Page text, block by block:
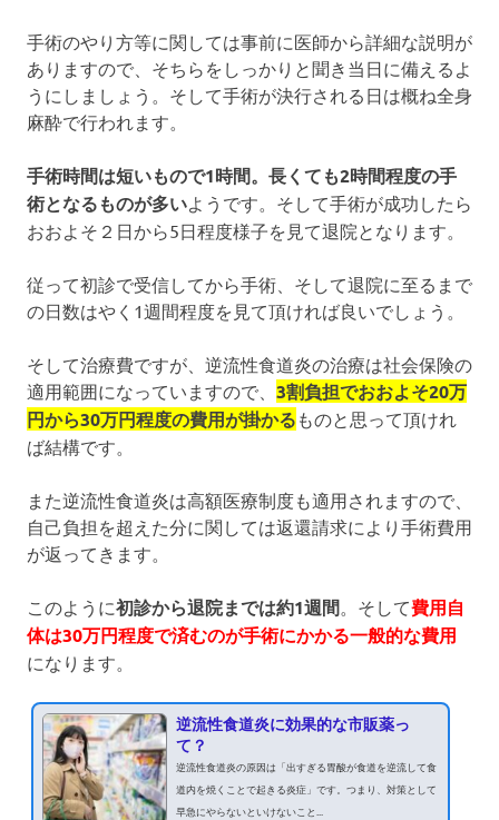
手術のやり方等に関しては事前に医師から詳細な説明が
ありますので、そちらをしっかりと聞き当日に備えるよ
うにしましょう。そして手術が決行される日は概ね全身
麻酔で行われます。
手術時間は短いもので1時間。長くても2時間程度の手
術となるものが多い ようです。そして手術が成功したら
おおよそ２日から5日程度様子を見て退院となります。
従って初診で受信してから手術、そして退院に至るまで
の日数はやく1週間程度を見て頂ければ良いでしょう。
そして治療費ですが、逆流性食道炎の治療は社会保険の
適用範囲になっていますので、 3割負担でおおよそ20万
円から30万円程度の費用が掛かる ものと思って頂けれ
ば結構です。
また逆流性食道炎は高額医療制度も適用されますので、
自己負担を超えた分に関しては返還請求により手術費用
が返ってきます。
このように初診から退院までは約1週間 。そして費用自
体は30万円程度で済むのが手術にかかる一般的な費用
になります。
逆流性食道炎に効果的な市販薬っ
て？
逆流性食道炎の原因は「出すぎる胃酸が食道を逆流して食
道内を焼くことで起きる炎症」です。つまり、対策として
早急にやらないといけないこと...